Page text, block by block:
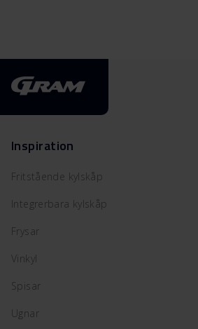
Inspiration
Fritstående kylskåp
Integrerbara kylskåp
Frysar
Vinkyl
Spisar
Ugnar